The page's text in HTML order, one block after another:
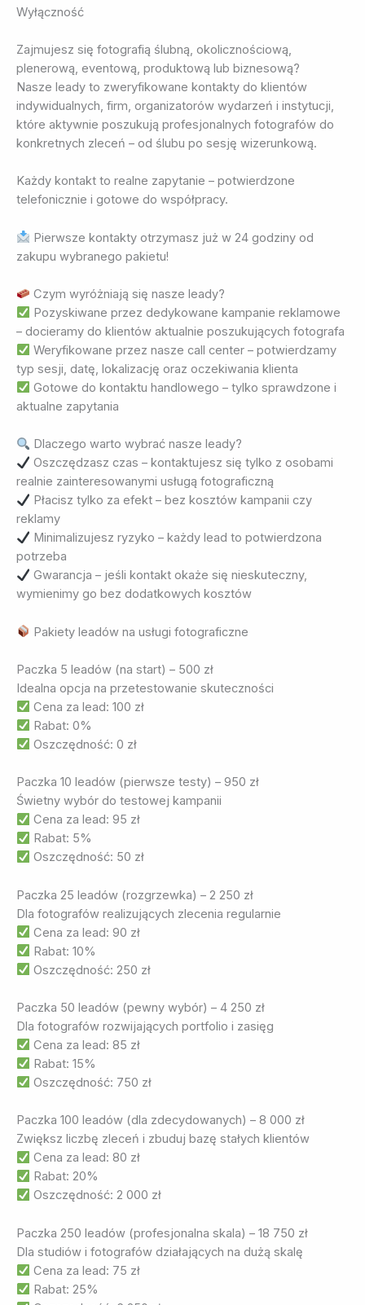
Wyłączność
Zajmujesz się fotografią ślubną, okolicznościową,
plenerową, eventową, produktową lub biznesową?
Nasze leady to zweryfikowane kontakty do klientów
indywidualnych, firm, organizatorów wydarzeń i instytucji,
które aktywnie poszukują profesjonalnych fotografów do
konkretnych zleceń – od ślubu po sesję wizerunkową.
Każdy kontakt to realne zapytanie – potwierdzone
telefonicznie i gotowe do współpracy.
Pierwsze kontakty otrzymasz już w 24 godziny od
zakupu wybranego pakietu!
Czym wyróżniają się nasze leady?
Pozyskiwane przez dedykowane kampanie reklamowe
– docieramy do klientów aktualnie poszukujących fotografa
Weryfikowane przez nasze call center – potwierdzamy
typ sesji, datę, lokalizację oraz oczekiwania klienta
Gotowe do kontaktu handlowego – tylko sprawdzone i
aktualne zapytania
Dlaczego warto wybrać nasze leady?
Oszczędzasz czas – kontaktujesz się tylko z osobami
realnie zainteresowanymi usługą fotograficzną
Płacisz tylko za efekt – bez kosztów kampanii czy
reklamy
Minimalizujesz ryzyko – każdy lead to potwierdzona
potrzeba
Gwarancja – jeśli kontakt okaże się nieskuteczny,
wymienimy go bez dodatkowych kosztów
Pakiety leadów na usługi fotograficzne
Paczka 5 leadów (na start) – 500 zł
Idealna opcja na przetestowanie skuteczności
Cena za lead: 100 zł
Rabat: 0%
Oszczędność: 0 zł
Paczka 10 leadów (pierwsze testy) – 950 zł
Świetny wybór do testowej kampanii
Cena za lead: 95 zł
Rabat: 5%
Oszczędność: 50 zł
Paczka 25 leadów (rozgrzewka) – 2 250 zł
Dla fotografów realizujących zlecenia regularnie
Cena za lead: 90 zł
Rabat: 10%
Oszczędność: 250 zł
Paczka 50 leadów (pewny wybór) – 4 250 zł
Dla fotografów rozwijających portfolio i zasięg
Cena za lead: 85 zł
Rabat: 15%
Oszczędność: 750 zł
Paczka 100 leadów (dla zdecydowanych) – 8 000 zł
Zwiększ liczbę zleceń i zbuduj bazę stałych klientów
Cena za lead: 80 zł
Rabat: 20%
Oszczędność: 2 000 zł
Paczka 250 leadów (profesjonalna skala) – 18 750 zł
Dla studiów i fotografów działających na dużą skalę
Cena za lead: 75 zł
Rabat: 25%